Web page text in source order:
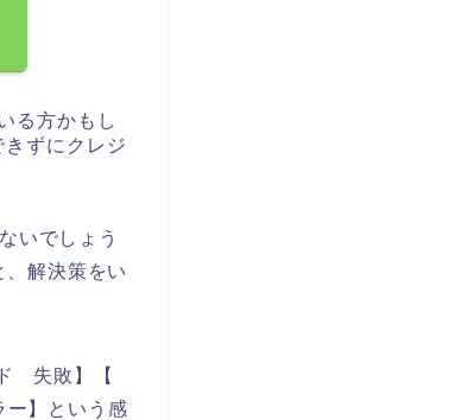
る方かもし
ずにクレジ
いでしょう
解決策をい
失敗】【
】という感